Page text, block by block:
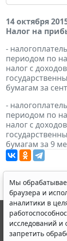
14 октября
Налог на
-
периодом по
налог с
бумагам за
-
периодом по
налог с
бумагам за 9
Мы
браузера и
аналитики в
исследований
запретить
© ООО "НПП
выпускается с